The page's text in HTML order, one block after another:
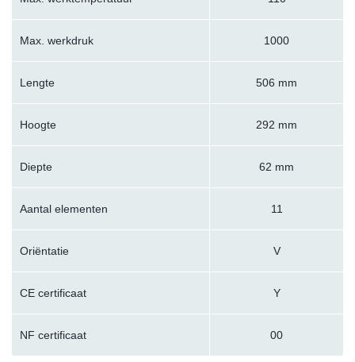
Max. werkdruk 1000
Lengte 506 mm
Hoogte 292 mm
Diepte 62 mm
Aantal elementen 11
Oriëntatie V
CE certificaat Y
NF certificaat 00